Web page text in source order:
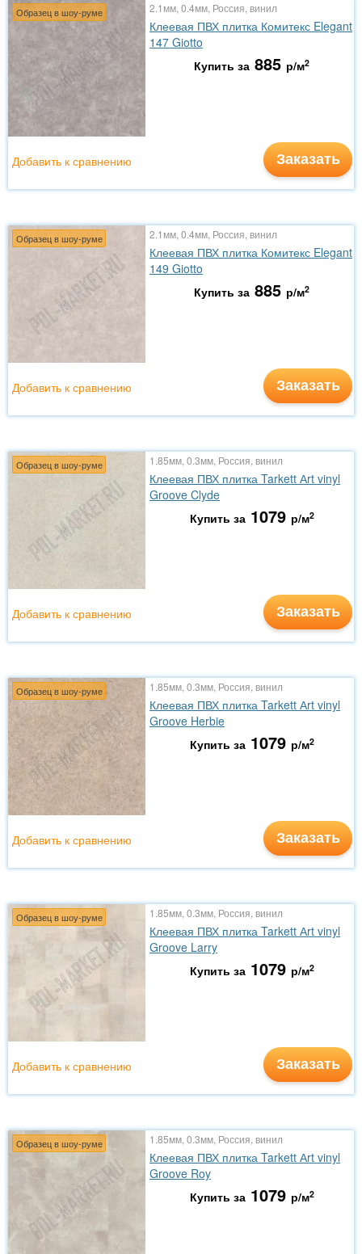
Образец в шоу-руме 2.1мм, 0.4мм, Россия, винил
Клеевая ПВХ плитка Комитекс Elegant
147 Giotto
Купить за 885 р/м2
Заказать
Добавить к сравнению
Образец в шоу-руме 2.1мм, 0.4мм, Россия, винил
Клеевая ПВХ плитка Комитекс Elegant
149 Giotto
Купить за 885 р/м2
Заказать
Добавить к сравнению
Образец в шоу-руме 1.85мм, 0.3мм, Россия, винил
Клеевая ПВХ плитка Tarkett Аrt vinyl
Groove Clyde
Купить за 1079 р/м2
Заказать
Добавить к сравнению
Образец в шоу-руме 1.85мм, 0.3мм, Россия, винил
Клеевая ПВХ плитка Tarkett Аrt vinyl
Groove Herbie
Купить за 1079 р/м2
Заказать
Добавить к сравнению
Образец в шоу-руме 1.85мм, 0.3мм, Россия, винил
Клеевая ПВХ плитка Tarkett Аrt vinyl
Groove Larry
Купить за 1079 р/м2
Заказать
Добавить к сравнению
Образец в шоу-руме 1.85мм, 0.3мм, Россия, винил
Клеевая ПВХ плитка Tarkett Аrt vinyl
Groove Roy
Купить за 1079 р/м2